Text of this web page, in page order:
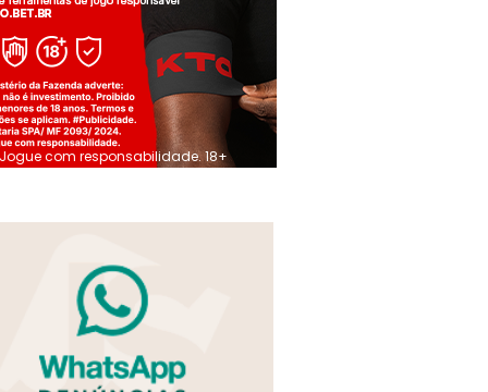
Jogue com responsabilidade. 18+